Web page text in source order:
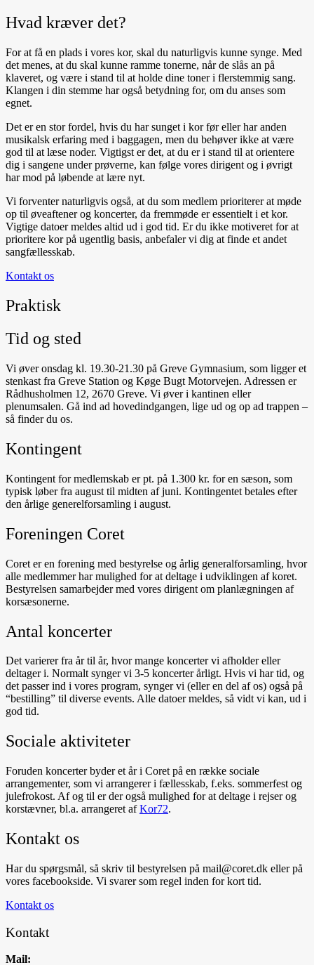
Hvad kræver det?
For at få en plads i vores kor, skal du naturligvis kunne synge. Med
det menes, at du skal kunne ramme tonerne, når de slås an på
klaveret, og være i stand til at holde dine toner i flerstemmig sang.
Klangen i din stemme har også betydning for, om du anses som
egnet.
Det er en stor fordel, hvis du har sunget i kor før eller har anden
musikalsk erfaring med i baggagen, men du behøver ikke at være
god til at læse noder. Vigtigst er det, at du er i stand til at orientere
dig i sangene under prøverne, kan følge vores dirigent og i øvrigt
har mod på løbende at lære nyt.
Vi forventer naturligvis også, at du som medlem prioriterer at møde
op til øveaftener og koncerter, da fremmøde er essentielt i et kor.
Vigtige datoer meldes altid ud i god tid. Er du ikke motiveret for at
prioritere kor på ugentlig basis, anbefaler vi dig at finde et andet
sangfællesskab.
Kontakt os
Praktisk
Tid og sted
Vi øver onsdag kl. 19.30-21.30 på Greve Gymnasium, som ligger et
stenkast fra Greve Station og Køge Bugt Motorvejen. Adressen er
Rådhusholmen 12, 2670 Greve. Vi øver i kantinen eller
plenumsalen. Gå ind ad hovedindgangen, lige ud og op ad trappen –
så finder du os.
Kontingent
Kontingent for medlemskab er pt. på 1.300 kr. for en sæson, som
typisk løber fra august til midten af juni. Kontingentet betales efter
den årlige generelforsamling i august.
Foreningen Coret
Coret er en forening med bestyrelse og årlig generalforsamling, hvor
alle medlemmer har mulighed for at deltage i udviklingen af koret.
Bestyrelsen samarbejder med vores dirigent om planlægningen af
korsæsonerne.
Antal koncerter
Det varierer fra år til år, hvor mange koncerter vi afholder eller
deltager i. Normalt synger vi 3-5 koncerter årligt. Hvis vi har tid, og
det passer ind i vores program, synger vi (eller en del af os) også på
“bestilling” til diverse events. Alle datoer meldes, så vidt vi kan, ud i
god tid.
Sociale aktiviteter
Foruden koncerter byder et år i Coret på en række sociale
arrangementer, som vi arrangerer i fællesskab, f.eks. sommerfest og
julefrokost. Af og til er der også mulighed for at deltage i rejser og
korstævner, bl.a. arrangeret afKor72.
Kontakt os
Har du spørgsmål, så skriv til bestyrelsen på mail@coret.dk eller på
vores facebookside. Vi svarer som regel inden for kort tid.
Kontakt os
Kontakt
Mail: